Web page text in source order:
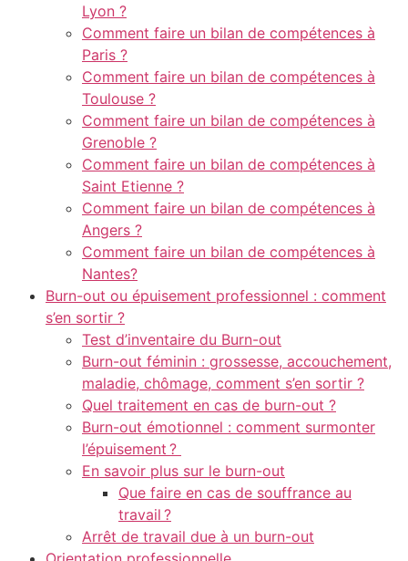
Lyon ?
Comment faire un bilan de compétences à
Paris ?
Comment faire un bilan de compétences à
Toulouse ?
Comment faire un bilan de compétences à
Grenoble ?
Comment faire un bilan de compétences à
Saint Etienne ?
Comment faire un bilan de compétences à
Angers ?
Comment faire un bilan de compétences à
Nantes?
Burn-out ou épuisement professionnel : comment
s’en sortir ?
Test d’inventaire du Burn-out
Burn-out féminin : grossesse, accouchement,
maladie, chômage, comment s’en sortir ?
Quel traitement en cas de burn-out ?
Burn-out émotionnel : comment surmonter
l’épuisement ?
En savoir plus sur le burn-out
Que faire en cas de souffrance au
travail ?
Arrêt de travail due à un burn-out